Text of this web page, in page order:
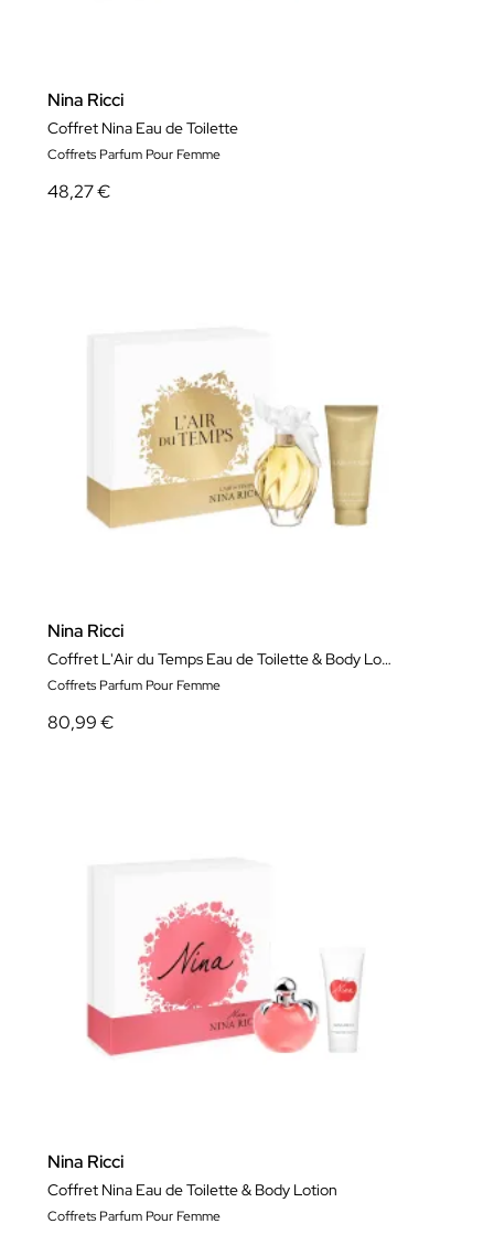
Nina Ricci
Coffret Nina Eau de Toilette
Coffrets Parfum Pour Femme
48,27 €
Nina Ricci
Coffret L'Air du Temps Eau de Toilette & Body Lotion
Coffrets Parfum Pour Femme
80,99 €
Nina Ricci
Coffret Nina Eau de Toilette & Body Lotion
Coffrets Parfum Pour Femme